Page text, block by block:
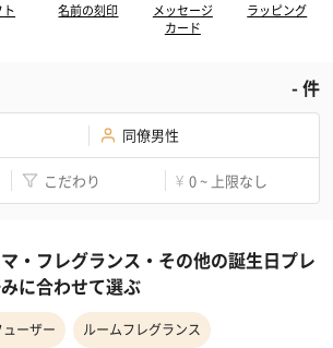
名前の刻印
メッセージ
カード
ラッピング
-件
同僚男性
こだわり ¥ 0 ~ 上限なし
・フレグランス・その他の誕生日プレ
に合わせて選ぶ
ーザー ルームフレグランス